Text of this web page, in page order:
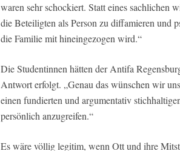
waren sehr schockiert. Statt eines sachlichen
die Beteiligten als Person zu diffamieren und
die Familie mit hineingezogen wird.“
Die Studentinnen hätten der Antifa
Antwort erfolgt. „Genau das wünschen wir
einen fundierten und argumentativ
persönlich anzugreifen.“
Es wäre völlig legitim, wenn Ott und ihre